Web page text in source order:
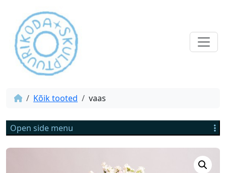
Kõik tooted vaas
Open side menu